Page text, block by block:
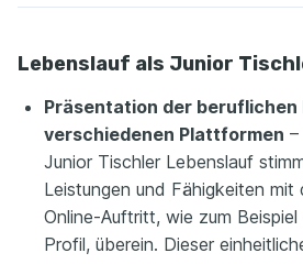
Lebenslauf als Junior
Präsentation der
verschiedenen Plattformen
Junior Tischler Lebenslauf
Leistungen und Fähigkeiten
Online-Auftritt, wie zum
Profil, überein. Dieser